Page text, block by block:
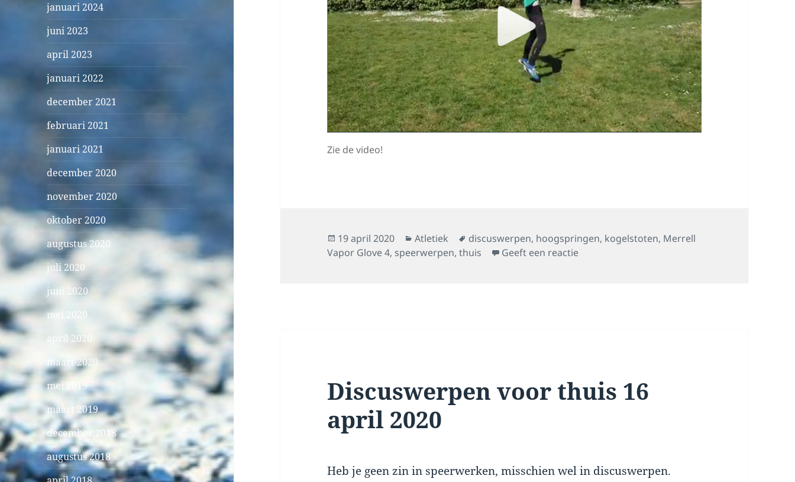
januari 2024
juni 2023
april 2023
januari 2022
december 2021
februari 2021
januari 2021
december 2020
november 2020
oktober 2020
augustus 2020
juli 2020
juni 2020
mei 2020
april 2020
maart 2020
mei 2019
maart 2019
december 2018
augustus 2018
Zie de video!
Geplaatst
op
19 april 2020 Categorieën
Atletiek Tags
discuswerpen, hoogspringen, kogelstoten, Merrell
Vapor Glove 4, speerwerpen,thuis Geeft een reactieop ‘Meerkamptraining’ 19 april 2020
Discuswerpen voor thuis 16
april 2020
Heb je geen zin in speerwerken, misschien wel in discuswerpen.